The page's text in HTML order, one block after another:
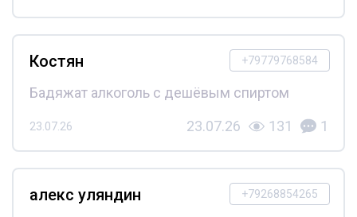
+79779768584
Костян
Бадяжат алкоголь с дешёвым спиртом
23.07.26 23.07.26 131 1
+79268854265
алекс уляндин